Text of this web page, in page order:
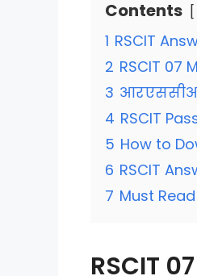
Contents
1 RSCIT
2 RSCIT 07
3
4 RSCIT
5 How to
6 RSCIT
7 Must
RSCIT